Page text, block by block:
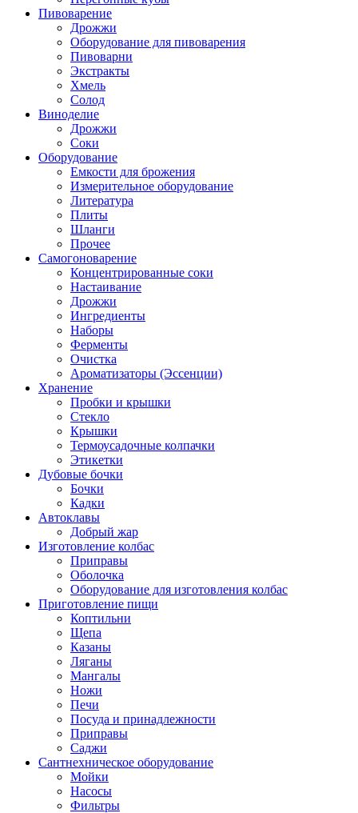
Пивоварение
Дрожжи
Оборудование для пивоварения
Пивоварни
Экстракты
Хмель
Солод
Виноделие
Дрожжи
Соки
Оборудование
Емкости для брожения
Измерительное оборудование
Литература
Плиты
Шланги
Прочее
Самогоноварение
Концентрированные соки
Настаивание
Дрожжи
Ингредиенты
Наборы
Ферменты
Очистка
Ароматизаторы (Эссенции)
Хранение
Пробки и крышки
Стекло
Крышки
Термоусадочные колпачки
Этикетки
Дубовые бочки
Бочки
Кадки
Автоклавы
Добрый жар
Изготовление колбас
Приправы
Оболочка
Оборудование для изготовления колбас
Приготовление пищи
Коптильни
Щепа
Казаны
Ляганы
Мангалы
Ножи
Печи
Посуда и принадлежности
Приправы
Саджи
Сантнехническое оборудование
Мойки
Насосы
Фильтры